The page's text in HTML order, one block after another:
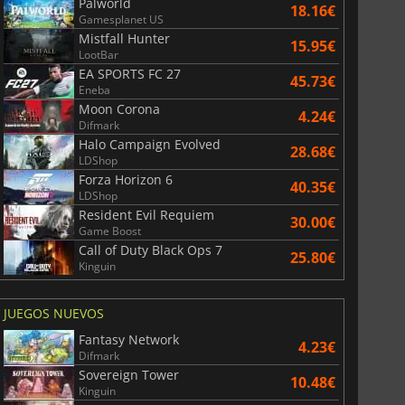
Gamesplanet US 18.16€
Mistfall Hunter
LootBar 15.95€
EA SPORTS FC 27
Eneba 45.73€
Moon Corona
Difmark 4.24€
Halo Campaign Evolved
LDShop 28.68€
Forza Horizon 6
LDShop 40.35€
Resident Evil Requiem
Game Boost 30.00€
Call of Duty Black Ops 7
Kinguin 25.80€
JUEGOS NUEVOS
Fantasy Network
Difmark 4.23€
Sovereign Tower
Kinguin 10.48€